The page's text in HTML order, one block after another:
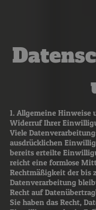
1. Allgemeine
Widerruf Ihrer
Viele
ausdrücklichen
bereits erteilte
reicht eine formlose
Rechtmäßigkeit der bis
Datenverarbeitung
Recht auf
Sie haben das Recht,